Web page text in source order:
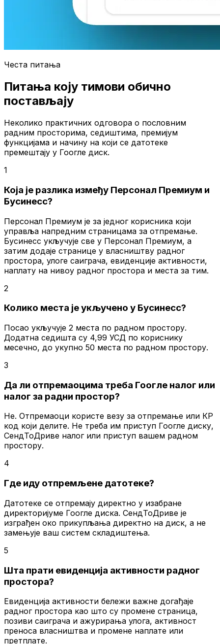
Честа питања
Питања коју тимови обично
постављају
Неколико практичних одговора о пословним
радним просторима, седиштима, премијум
функцијама и начину на који се датотеке
премештају у Гоогле диск.
1
Која је разлика између Персонал Премиум и
Бусинесс?
Персонал Премиум је за једног корисника који
управља напредним страницама за отпремање.
Бусинесс укључује све у Персонал Премиум, а
затим додаје странице у власништву радног
простора, улоге саиграча, евиденције активности,
наплату на нивоу радног простора и места за тим.
2
Колико места је укључено у Бусинесс?
Посао укључује 2 места по радном простору.
Додатна седишта су 4,99 УСД по кориснику
месечно, до укупно 50 места по радном простору.
3
Да ли отпремаоцима треба Гоогле налог или
налог за радни простор?
Не. Отпремаоци користе везу за отпремање или КР
код који делите. Не треба им приступ Гоогле диску,
СендТоДриве налог или приступ вашем радном
простору.
4
Где иду отпремљене датотеке?
Датотеке се отпремају директно у изабране
директоријуме Гоогле диска. СендТоДриве је
изграђен око прикупљања директно на диск, а не
замењује ваш систем складиштења.
5
Шта прати евиденција активности радног
простора?
Евиденција активности бележи важне догађаје
радног простора као што су промене страница,
позиви саиграча и ажурирања улога, активност
преноса власништва и промене наплате или
претплате.